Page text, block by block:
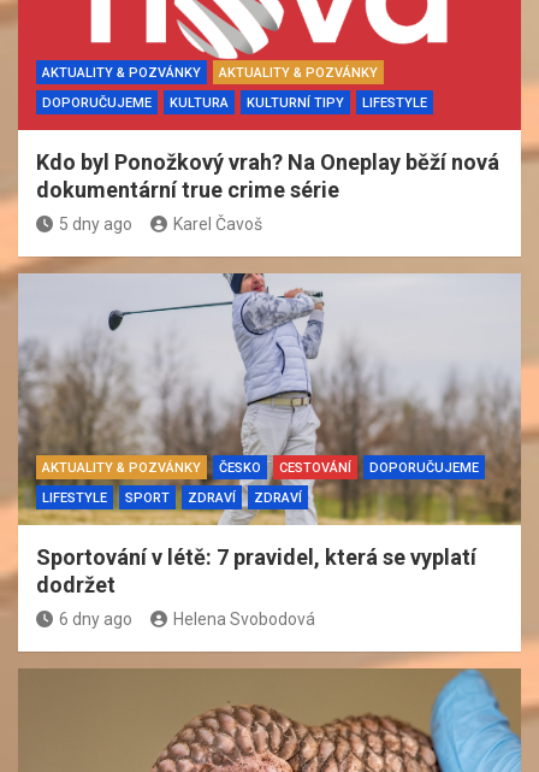
AKTUALITY & POZVÁNKY
AKTUALITY & POZVÁNKY
DOPORUČUJEME
KULTURA KULTURNÍ TIPY LIFESTYLE
Kdo byl Ponožkový vrah? Na Oneplay běží nová
dokumentární true crime série
5 dny ago Karel Čavoš
AKTUALITY & POZVÁNKY ČESKO CESTOVÁNÍ
DOPORUČUJEME
LIFESTYLE
SPORT ZDRAVÍ ZDRAVÍ
Sportování v létě: 7 pravidel, která se vyplatí
dodržet
6 dny ago Helena Svobodová